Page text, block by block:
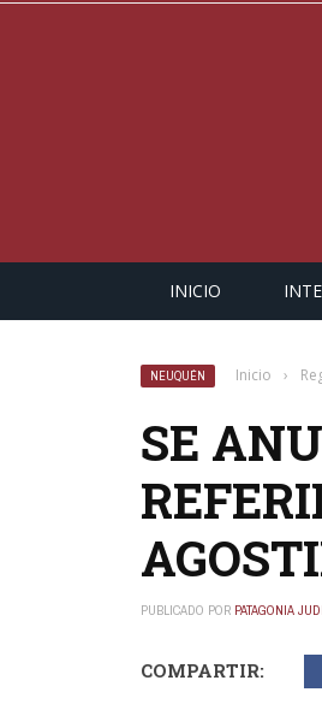
INICIO
NEUQUÉN Inicio ›
SE
PUBLICADO POR PATAGONIA
COMPARTIR: